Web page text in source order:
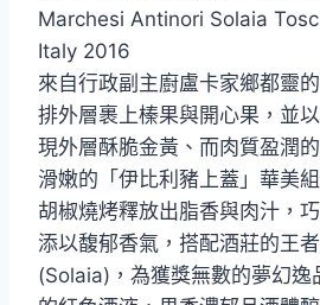
Marchesi Antinori Solaia
Italy 2016
來自行政副主廚盧卡家鄉都靈
排外層裹上榛果與開心果，並
現外層酥脆金黃、而肉質盈潤
滑嫩的「伊比利豬上蓋」華美
胡椒燒烤釋放出脂香與肉汁，
添以馥郁香氣，搭配酒莊的王者
(Solaia)，為獲獎無數的夢幻逸